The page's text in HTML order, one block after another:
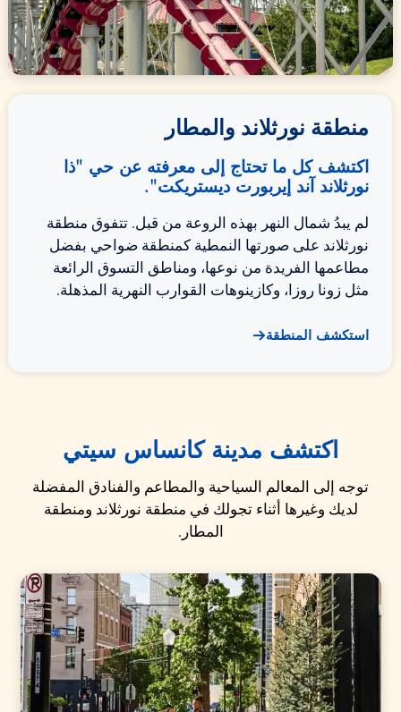
منطقة نورثلاند والمطار
اكتشف كل ما تحتاج إلى معرفته عن حي "ذا
نورثلاند آند إيربورت ديستريكت".
لم يبدُ شمال النهر بهذه الروعة من قبل. تتفوق منطقة
نورثلاند على صورتها النمطية كمنطقة ضواحي بفضل
مطاعمها الفريدة من نوعها، ومناطق التسوق الرائعة
مثل زونا روزا، وكازينوهات القوارب النهرية المذهلة.
استكشف المنطقة
اكتشف مدينة كانساس سيتي
توجه إلى المعالم السياحية والمطاعم والفنادق المفضلة
لديك وغيرها أثناء تجولك في منطقة نورثلاند ومنطقة
المطار.